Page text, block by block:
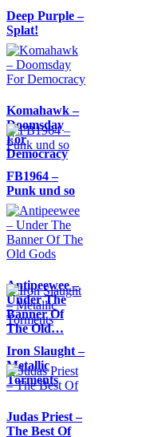
Deep Purple –
Splat!
Komahawk –
Doomsday
For
Democracy
FB1964 –
Punk und so
Antipeewee –
Under The
Banner Of
The Old…
Iron Slaught –
Metallic
Torments
Judas Priest –
The Best Of